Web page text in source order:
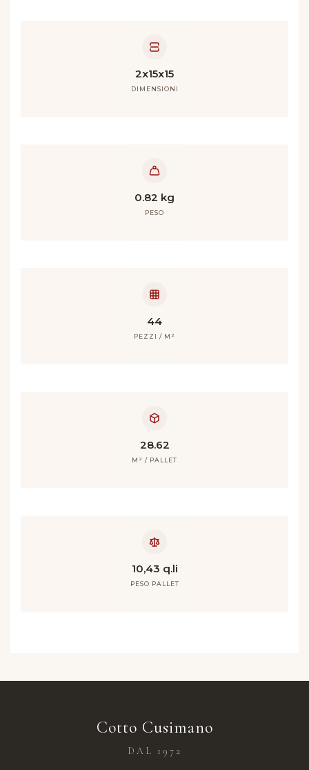
2x15x15
DIMENSIONI
0.82 kg
PESO
44
PEZZI / M²
28.62
M² / PALLET
10,43 q.li
PESO PALLET
Cotto Cusimano
DAL 1972